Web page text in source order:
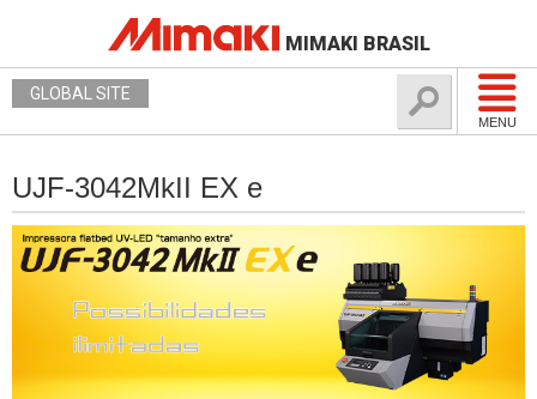
MIMAKI BRASIL
MENU
GLOBAL SITE
UJF-3042MkII EX e